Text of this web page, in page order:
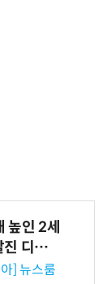
높인 2세
디바이
] 뉴스룸